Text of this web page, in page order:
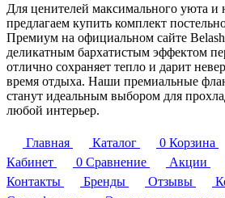
Для ценителей максимального уюта
предлагаем купить комплект
Премиум на официальном сайте
деликатным бархатистым эффектом
отлично сохраняет тепло и дарит
время отдыха. Наши премиальные
станут идеальным выбором для
любой интерьер.
Главная Каталог 0 Корзина
Кабинет
0 Сравнение Акции
Контакты
Бренды Отзывы